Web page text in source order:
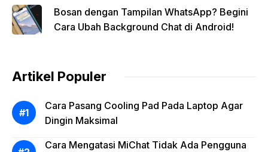
Bosan dengan Tampilan WhatsApp? Begini
Cara Ubah Background Chat di Android!
Artikel Populer
Cara Pasang Cooling Pad Pada Laptop Agar
Dingin Maksimal
Cara Mengatasi MiChat Tidak Ada Pengguna